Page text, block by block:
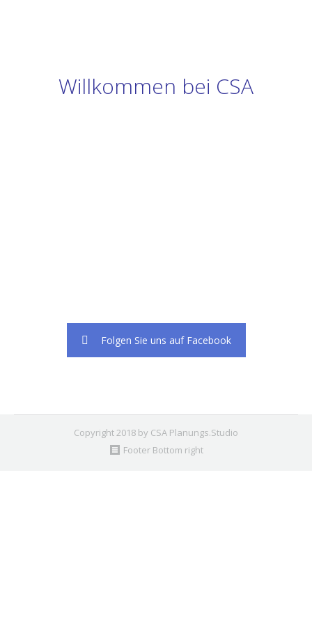
Willkommen bei CSA
Folgen Sie uns auf Facebook
Copyright 2018 by CSA Planungs.Studio
Footer Bottom right